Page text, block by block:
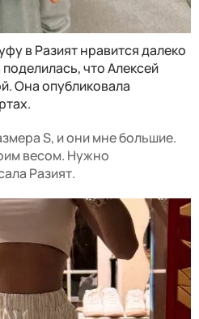
в Разият нравится далеко
что Алексей
Она опубликовала
S, и они мне большие.
весом. Нужно
Разият.